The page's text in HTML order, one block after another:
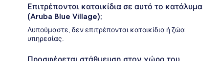
Επιτρέπονται κατοικίδια σε αυτό το κατάλυμα
(Aruba Blue Village);
Λυπούμαστε, δεν επιτρέπονται κατοικίδια ή ζώα
υπηρεσίας.